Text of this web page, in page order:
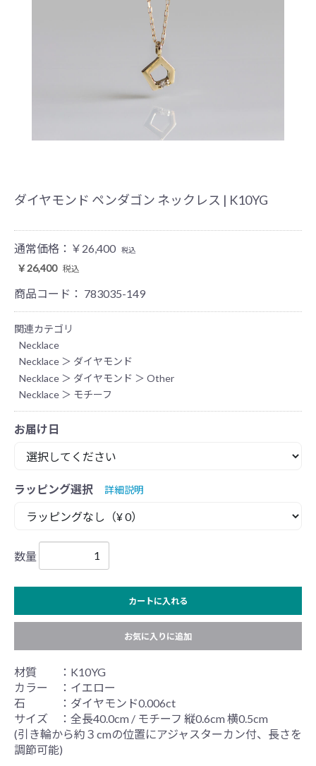
ダイヤモンド ペンダゴン ネックレス | K10YG
通常価格： ￥26,400 税込
￥26,400 税込
商品コード： 783035-149
関連カテゴリ
Necklace
Necklace ＞ ダイヤモンド
Necklace ＞ ダイヤモンド ＞ Other
Necklace ＞ モチーフ
お届け日
ラッピング選択 詳細説明
数量
カートに入れる
お気に入りに追加
材質 ：K10YG
カラー ：イエロー
石 ：ダイヤモンド0.006ct
サイズ ：全長40.0cm / モチーフ 縦0.6cm 横0.5cm
(引き輪から約３cmの位置にアジャスターカン付、長さを
調節可能)